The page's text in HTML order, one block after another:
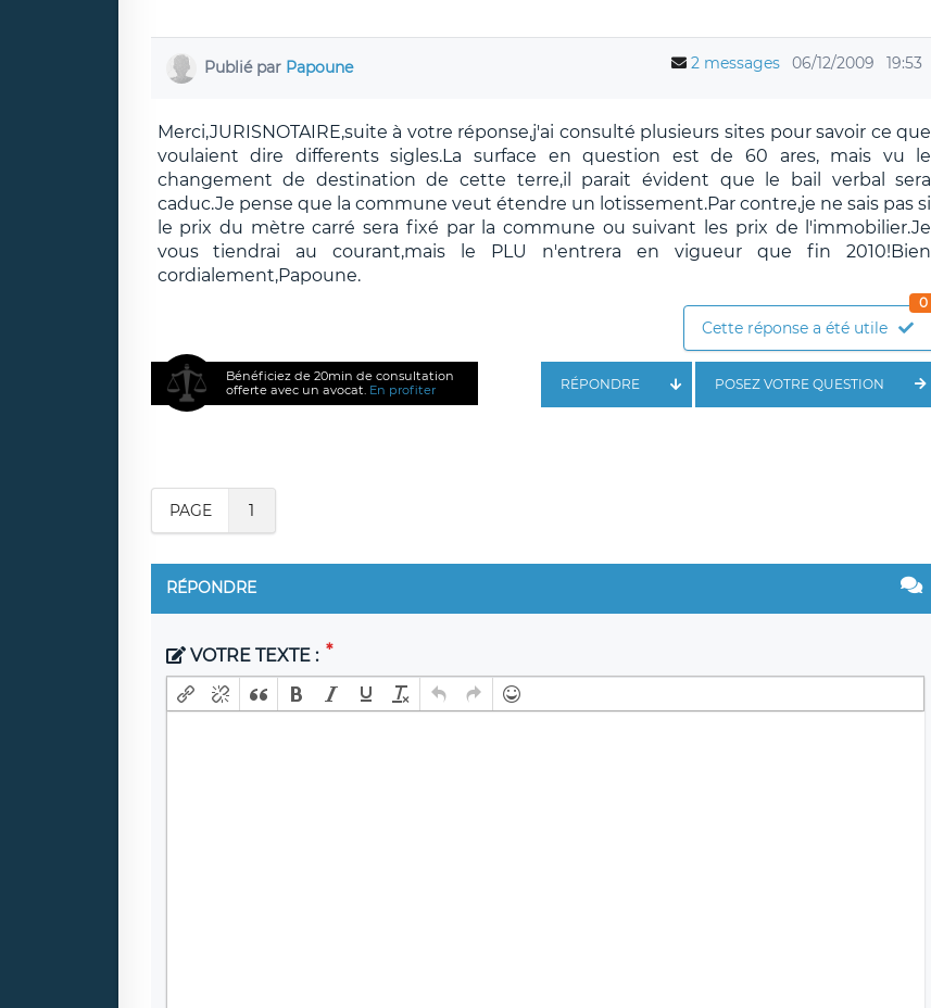
Publié par Papoune 2 messages 06/12/2009 19:53
Merci,JURISNOTAIRE,suite à votre réponse,j'ai consulté plusieurs sites pour savoir ce que
voulaient dire differents sigles.La surface en question est de 60 ares, mais vu le
changement de destination de cette terre,il parait évident que le bail verbal sera
caduc.Je pense que la commune veut étendre un lotissement.Par contre,je ne sais pas si
le prix du mètre carré sera fixé par la commune ou suivant les prix de l'immobilier.Je
vous tiendrai au courant,mais le PLU n'entrera en vigueur que fin 2010!Bien
cordialement,Papoune.
Cette réponse a été utile
0
Bénéficiez de 20min de consultation
offerte avec un avocat. En profiter POSEZ VOTRE QUESTION
RÉPONDRE
PAGE 1
RÉPONDRE
VOTRE TEXTE :